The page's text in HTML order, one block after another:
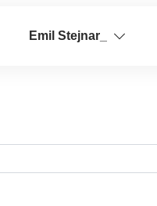
Emil Stejnar_